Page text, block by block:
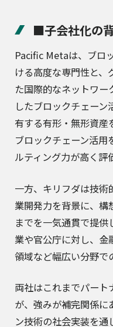
■子会社化の
Pacific Metaは、ブロ
ける高度な専門性と、
た国際的なネットワ
したブロックチェー
有する有形・無形資産
ブロックチェーン活
ルティング力が高く評
一方、キリフダは技
業開発力を背景に、構
までを一気通貫で提
業や官公庁に対し、
領域など幅広い分野で
両社はこれまでパート
が、強みが補完関係に
ン技術の社会実装を